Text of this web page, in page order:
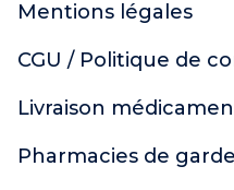
Mentions légales
CGU / Politique de
Livraison
Pharmacies de garde